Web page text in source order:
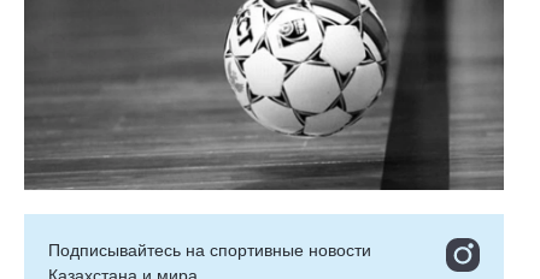
Подписывайтесь на cпортивные новости